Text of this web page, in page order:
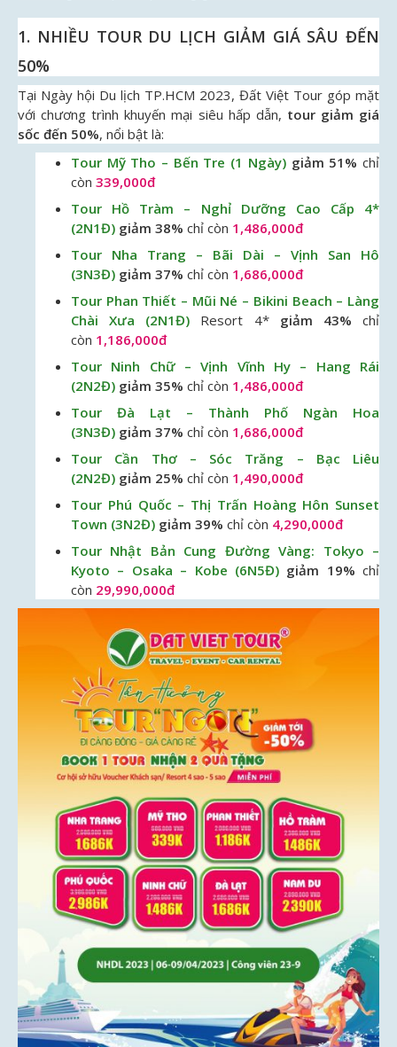
1. NHIỀU TOUR DU LỊCH GIẢM GIÁ SÂU ĐẾN
50%
Tại Ngày hội Du lịch TP.HCM 2023, Đất Việt Tour góp mặt
với chương trình khuyến mại siêu hấp dẫn, tour giảm giá
sốc đến 50%, nổi bật là:
Tour Mỹ Tho – Bến Tre (1 Ngày) giảm 51% chỉ
còn 339,000đ
Tour Hồ Tràm – Nghỉ Dưỡng Cao Cấp 4*
(2N1Đ) giảm 38% chỉ còn 1,486,000đ
Tour Nha Trang – Bãi Dài – Vịnh San Hô
(3N3Đ) giảm 37% chỉ còn 1,686,000đ
Tour Phan Thiết – Mũi Né – Bikini Beach – Làng
Chài Xưa (2N1Đ)
Resort 4* giảm 43%
chỉ
còn 1,186,000đ
Tour Ninh Chữ – Vịnh Vĩnh Hy – Hang Rái
(2N2Đ) giảm 35% chỉ còn 1,486,000đ
Tour Đà Lạt – Thành Phố Ngàn Hoa
(3N3Đ) giảm 37% chỉ còn 1,686,000đ
Tour Cần Thơ – Sóc Trăng – Bạc Liêu
(2N2Đ) giảm 25% chỉ còn 1,490,000đ
Tour Phú Quốc – Thị Trấn Hoàng Hôn Sunset
Town (3N2Đ) giảm 39% chỉ còn 4,290,000đ
Tour Nhật Bản Cung Đường Vàng: Tokyo –
Kyoto – Osaka – Kobe (6N5Đ) giảm 19% chỉ
còn 29,990,000đ